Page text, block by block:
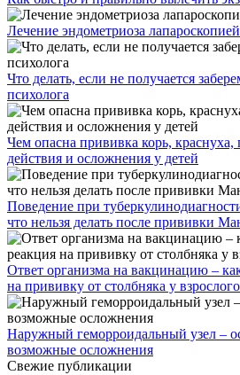
Лечение эндометриоза лапароскопией
Что делать, если не получается
психолога
Чем опасна прививка корь,
действия и осложнения у детей
Поведение при
что нельзя делать после прививки
Ответ организма на вакцинацию –
на прививку от столбняка у
Наружный геморроидальный узел –
возможные осложнения
Свежие публикации